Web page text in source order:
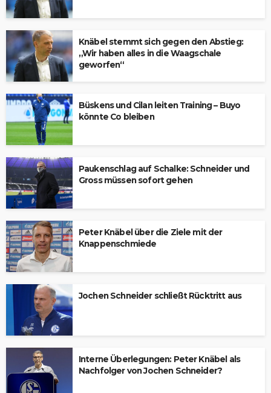
Knäbel stemmt sich gegen den Abstieg:
„Wir haben alles in die Waagschale
geworfen“
Büskens und Cilan leiten Training – Buyo
könnte Co bleiben
Paukenschlag auf Schalke: Schneider und
Gross müssen sofort gehen
Peter Knäbel über die Ziele mit der
Knappenschmiede
Jochen Schneider schließt Rücktritt aus
Interne Überlegungen: Peter Knäbel als
Nachfolger von Jochen Schneider?